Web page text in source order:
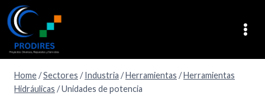
Home/Sectores / Industria / Herramientas / Herramientas
Hidráulicas /Unidades de potencia